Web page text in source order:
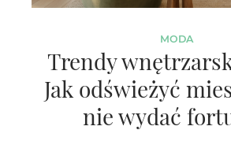
MODA
Trendy
Jak odświeżyć
nie wydać